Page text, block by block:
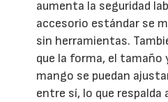
aumenta la seguridad
accesorio estándar se
sin herramientas.
que la forma, el tamaño
mango se puedan
entre sí, lo que